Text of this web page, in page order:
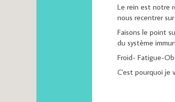
Le rein est notre
nous recentrer
Faisons le point
du système
Froid- Fatigue-
C'est pourquoi je